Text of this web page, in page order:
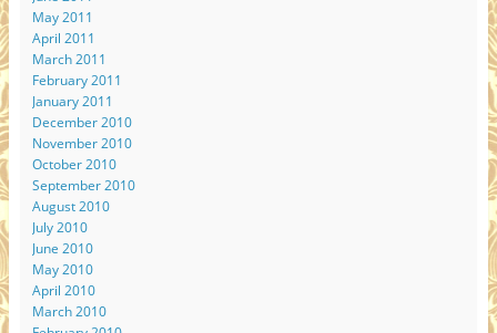
May 2011
April 2011
March 2011
February 2011
January 2011
December 2010
November 2010
October 2010
September 2010
August 2010
July 2010
June 2010
May 2010
April 2010
March 2010